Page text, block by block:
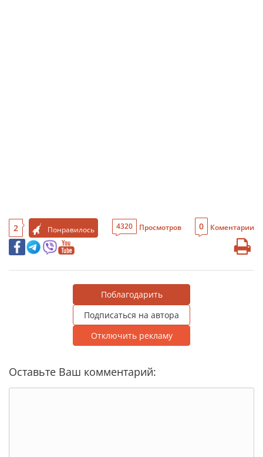
2 Понравилось 4320 Просмотров 0 Коментарии
Поблагодарить
Подписаться на автора
Отключить рекламу
Оставьте Ваш комментарий: